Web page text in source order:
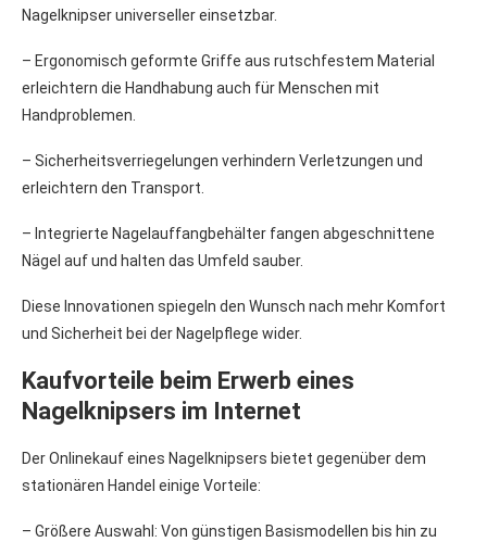
Nagelknipser universeller einsetzbar.
– Ergonomisch geformte Griffe aus rutschfestem Material
erleichtern die Handhabung auch für Menschen mit
Handproblemen.
– Sicherheitsverriegelungen verhindern Verletzungen und
erleichtern den Transport.
– Integrierte Nagelauffangbehälter fangen abgeschnittene
Nägel auf und halten das Umfeld sauber.
Diese Innovationen spiegeln den Wunsch nach mehr Komfort
und Sicherheit bei der Nagelpflege wider.
Kaufvorteile beim Erwerb eines
Nagelknipsers im Internet
Der Onlinekauf eines Nagelknipsers bietet gegenüber dem
stationären Handel einige Vorteile:
– Größere Auswahl: Von günstigen Basismodellen bis hin zu